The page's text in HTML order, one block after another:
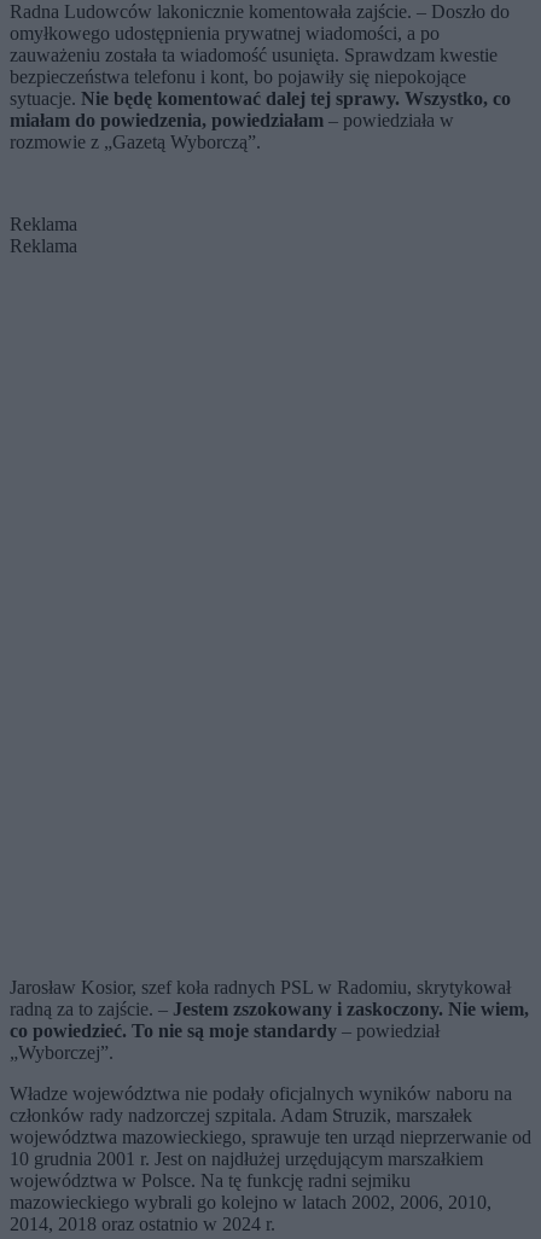
Radna Ludowców lakonicznie komentowała zajście. – Doszło do
omyłkowego udostępnienia prywatnej wiadomości, a po
zauważeniu została ta wiadomość usunięta. Sprawdzam kwestie
bezpieczeństwa telefonu i kont, bo pojawiły się niepokojące
sytuacje. Nie będę komentować dalej tej sprawy. Wszystko, co
miałam do powiedzenia, powiedziałam – powiedziała w
rozmowie z „Gazetą Wyborczą”.
Reklama
Reklama
Jarosław Kosior, szef koła radnych PSL w Radomiu, skrytykował
radną za to zajście. – Jestem zszokowany i zaskoczony. Nie wiem,
co powiedzieć. To nie są moje standardy – powiedział
„Wyborczej”.
Władze województwa nie podały oficjalnych wyników naboru na
członków rady nadzorczej szpitala. Adam Struzik, marszałek
województwa mazowieckiego, sprawuje ten urząd nieprzerwanie od
10 grudnia 2001 r. Jest on najdłużej urzędującym marszałkiem
województwa w Polsce. Na tę funkcję radni sejmiku
mazowieckiego wybrali go kolejno w latach 2002, 2006, 2010,
2014, 2018 oraz ostatnio w 2024 r.